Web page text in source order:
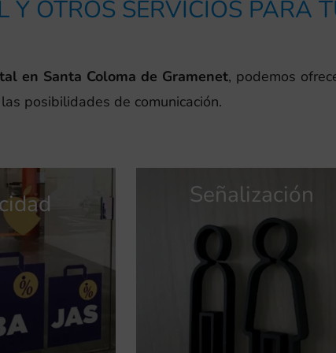
Y OTROS SERVICIOS PARA
en Santa Coloma de Gramenet, podemos
posibilidades de comunicación.
Identidad
Publicidad
Señalización